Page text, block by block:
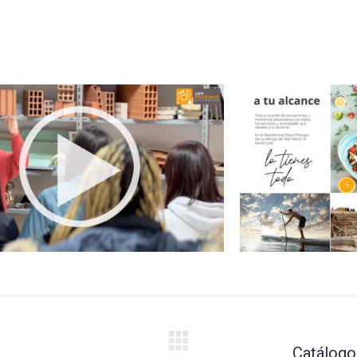
corporativo Centro de
CIFP Politécnico de
Cartagena
y Vídeo Publicitario,Multimedia
Diseño